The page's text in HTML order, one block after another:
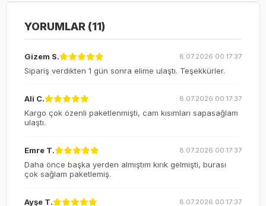
YORUMLAR (11)
Gizem S. 8.07.2026 00:17:37
Sipariş verdikten 1 gün sonra elime ulaştı. Teşekkürler.
Ali C. 8.07.2026 00:17:37
Kargo çok özenli paketlenmişti, cam kısımları sapasağlam
ulaştı.
Emre T. 8.07.2026 00:17:37
Daha önce başka yerden almıştım kırık gelmişti, burası
çok sağlam paketlemiş.
Ayşe T. 8.07.2026 00:17:37